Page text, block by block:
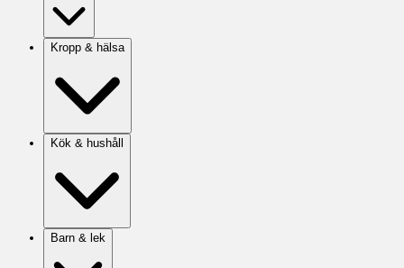
Kropp & hälsa
Kök & hushåll
Barn & lek